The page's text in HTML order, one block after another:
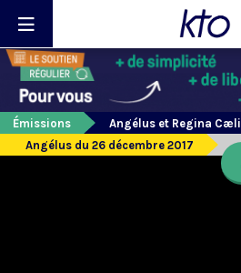
Émissions
Angélus et Regina Cæli
Angélus du 26 décembre 2017